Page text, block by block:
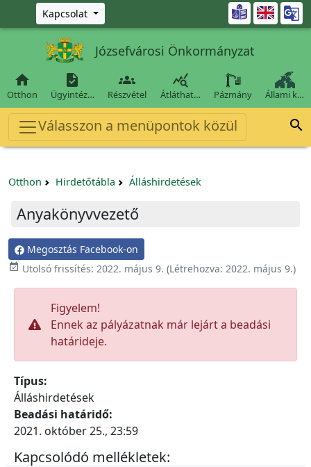
Ugrás a fő tartalomra
Kapcsolat 
Józsefvárosi Önkormányzat

Otthon

Ügyintéz…

Részvétel

Átláthat… Pázmány Állami k…
Válasszon a menüpontok közül 
Otthon Hirdetőtábla Álláshirdetések
Anyakönyvvezető
Megosztás Facebook-on
 Utolsó frissítés: 2022. május 9. (Létrehozva: 2022. május 9.)
Figyelem!
Ennek az pályázatnak már lejárt a beadási
határideje.
Típus:
Álláshirdetések
Beadási határidő:
2021. október 25., 23:59
Kapcsolódó mellékletek: